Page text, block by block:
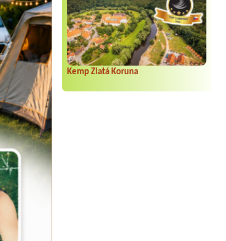
Kemp Zlatá Koruna